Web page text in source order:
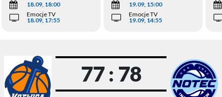
18.09, 18:00
Emocje TV
18.09, 17:55
19.09, 15:00
Emocje TV
19.09, 14:55
77 : 78